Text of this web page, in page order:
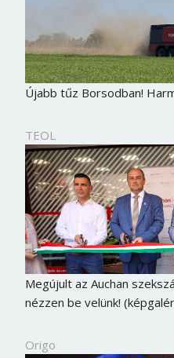
Újabb tűz Borsodban!
TEOL
Megújult az Auchan
nézzen be velünk!
Origo